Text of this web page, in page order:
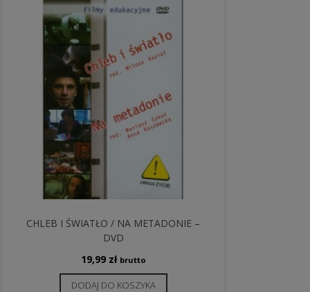
CHLEB I ŚWIATŁO / NA METADONIE –
DVD
19,99 zł brutto
DODAJ DO KOSZYKA